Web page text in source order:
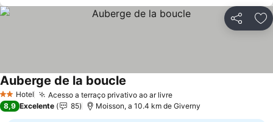
Partilhar
2 Estrelas
Hotel Acesso a terraço privativo ao ar livre
Auberge de la boucle
8,9 Excelente 85 Moisson, a 10.4 km de Giverny